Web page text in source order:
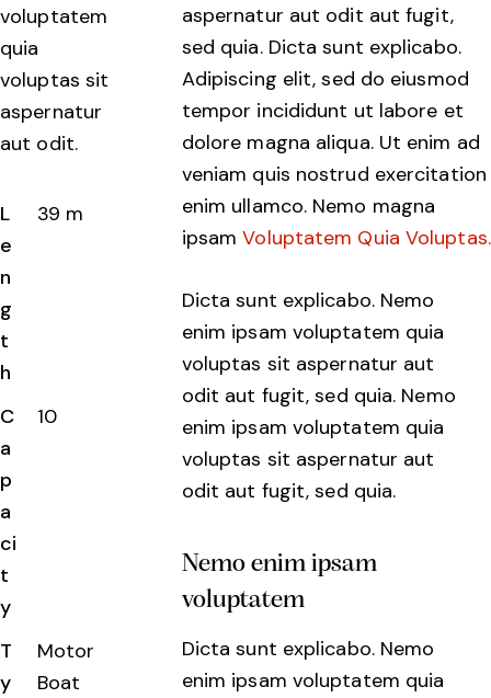
voluptatem
quia
voluptas sit
aspernatur
aut odit.
L
e
n
g
t
h
39 m
C
a
p
a
ci
t
y
10
T
y
Motor
Boat
aspernatur aut odit aut fugit,
sed quia. Dicta sunt explicabo.
Adipiscing elit, sed do eiusmod
tempor incididunt ut labore et
dolore magna aliqua. Ut enim ad
veniam quis nostrud exercitation
enim ullamco. Nemo magna
ipsamVoluptatem Quia Voluptas.
Dicta sunt explicabo. Nemo
enim ipsam voluptatem quia
voluptas sit aspernatur aut
odit aut fugit, sed quia. Nemo
enim ipsam voluptatem quia
voluptas sit aspernatur aut
odit aut fugit, sed quia.
Nemo enim ipsam
voluptatem
Dicta sunt explicabo. Nemo
enim ipsam voluptatem quia